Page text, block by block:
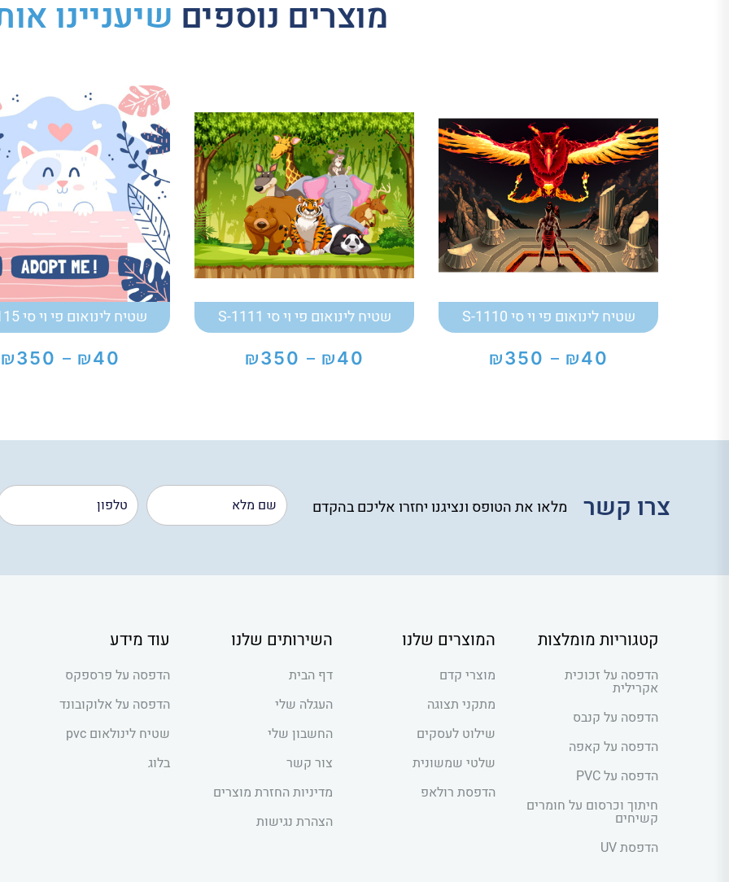
מוצרים נוספים שיעניינו
שטיח לינואום פי וי סי S-1110
₪40
–
₪350
טווח
שטיח לינואום פי וי סי S-1111
₪40
–
₪350
טווח
שטיח לינואום פי וי סי S-1115
₪40
–
₪350
טווח
צרו קשר מלאו את הטופס ונציגנו יחזרו אליכם בהקדם
קטגוריות מומלצות
הדפסה על זכוכית
אקרילית
הדפסה על קנבס
הדפסה על קאפה
הדפסה על PVC
חיתוך וכרסום על חומרים
קשיחים
הדפסת UV
המוצרים שלנו
מוצרי קדם
מתקני תצוגה
שילוט לעסקים
שלטי שמשונית
הדפסת רולאפ
השירותים שלנו
דף הבית
העגלה שלי
החשבון שלי
צור קשר
מדיניות החזרת מוצרים
הצהרת נגישות
עוד מידע
הדפסה על פרספקס
הדפסה על אלוקובונד
שטיח לינולאום pvc
בלוג